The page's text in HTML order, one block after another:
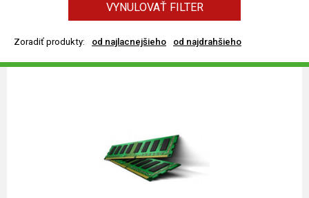
VYNULOVAŤ FILTER
Zoradiť produkty: od najlacnejšieho od najdrahšieho